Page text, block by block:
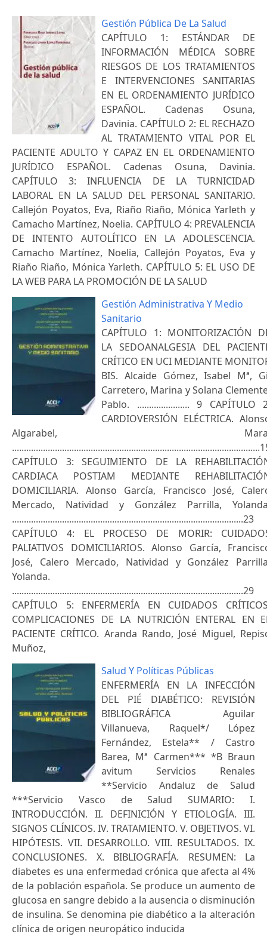
Gestión Pública De La Salud
CAPÍTULO 1: ESTÁNDAR DE
INFORMACIÓN MÉDICA SOBRE
RIESGOS DE LOS TRATAMIENTOS
E INTERVENCIONES SANITARIAS
EN EL ORDENAMIENTO JURÍDICO
ESPAÑOL. Cadenas Osuna,
Davinia. CAPÍTULO 2: EL RECHAZO
AL TRATAMIENTO VITAL POR EL
PACIENTE ADULTO Y CAPAZ EN EL ORDENAMIENTO
JURÍDICO ESPAÑOL. Cadenas Osuna, Davinia.
CAPÍTULO 3: INFLUENCIA DE LA TURNICIDAD
LABORAL EN LA SALUD DEL PERSONAL SANITARIO.
Callejón Poyatos, Eva, Riaño Riaño, Mónica Yarleth y
Camacho Martínez, Noelia. CAPÍTULO 4: PREVALENCIA
DE INTENTO AUTOLÍTICO EN LA ADOLESCENCIA.
Camacho Martínez, Noelia, Callejón Poyatos, Eva y
Riaño Riaño, Mónica Yarleth. CAPÍTULO 5: EL USO DE
LA WEB PARA LA PROMOCIÓN DE LA SALUD
Gestión Administrativa Y Medio
Sanitario
CAPÍTULO 1: MONITORIZACIÓN
LA SEDOANALGESIA DEL
CRÍTICO EN UCI MEDIANTE
BIS. Alcaide Gómez, Isabel Mª,
Carretero, Marina y Solana
Pablo. ...................... 9 CAPÍTULO
CARDIOVERSIÓN ELÉCTRICA.
Algarabel,
CAPÍTULO 3: SEGUIMIENTO DE LA
CARDIACA POSTIAM MEDIANTE
DOMICILIARIA. Alonso García, Francisco José,
Mercado, Natividad y González Parrilla,
.................................................................................................23
CAPÍTULO 4: EL PROCESO DE MORIR:
PALIATIVOS DOMICILIARIOS. Alonso García,
José, Calero Mercado, Natividad y González
Yolanda.
.................................................................................................29
CAPÍTULO 5: ENFERMERÍA EN CUIDADOS
COMPLICACIONES DE LA NUTRICIÓN ENTERAL EN
PACIENTE CRÍTICO. Aranda Rando, José Miguel,
Muñoz,
Salud Y Políticas Públicas
ENFERMERÍA EN LA INFECCIÓN
DEL PIÉ DIABÉTICO: REVISIÓN
BIBLIOGRÁFICA Aguilar
Villanueva, Raquel*/ López
Fernández, Estela** / Castro
Barea, Mª Carmen*** *B Braun
avitum Servicios Renales
**Servicio Andaluz de Salud
***Servicio Vasco de Salud SUMARIO: I.
INTRODUCCIÓN. II. DEFINICIÓN Y ETIOLOGÍA. III.
SIGNOS CLÍNICOS. IV. TRATAMIENTO. V. OBJETIVOS. VI.
HIPÓTESIS. VII. DESARROLLO. VIII. RESULTADOS. IX.
CONCLUSIONES. X. BIBLIOGRAFÍA. RESUMEN: La
diabetes es una enfermedad crónica que afecta al 4%
de la población española. Se produce un aumento de
glucosa en sangre debido a la ausencia o disminución
de insulina. Se denomina pie diabético a la alteración
clínica de origen neuropático inducida